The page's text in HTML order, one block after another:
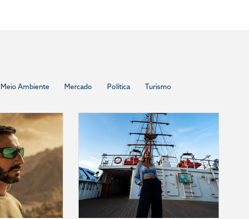
Meio Ambiente Mercado Política Turismo